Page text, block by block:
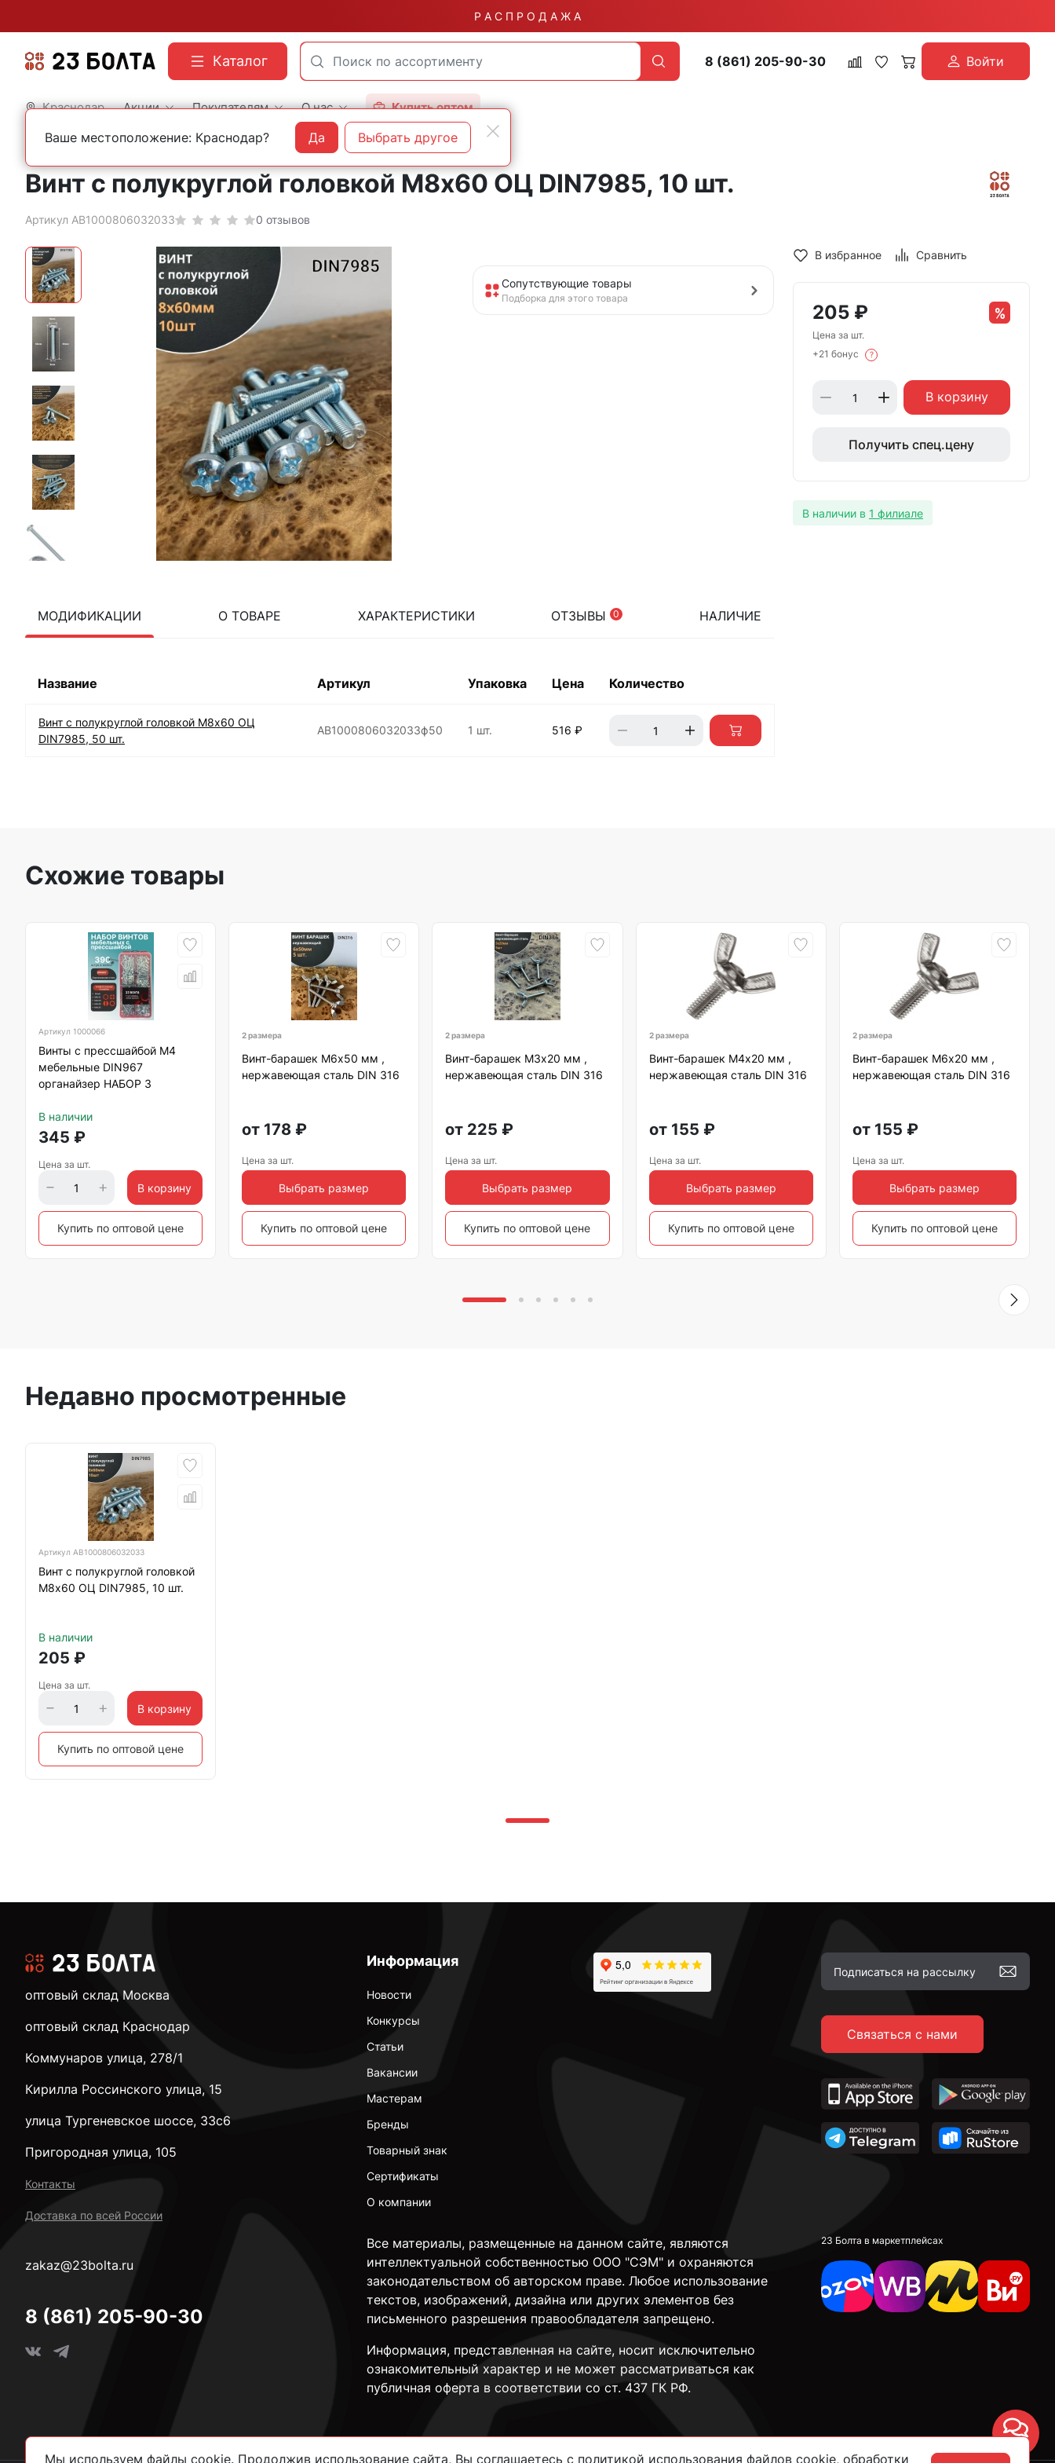
Р А С П Р О Д А Ж А
Каталог 8 (861) 205-90-30 Войти
Краснодар Акции Покупателям О нас Купить оптом
Главная Фасованный крепеж Винты
Винт с полукруглой головкой М8х60 ОЦ DIN7985, 10 шт.
Артикул АВ1000806032033 0 отзывов
Сопутствующие товары
Подборка для этого товара
МОДИФИКАЦИИ О ТОВАРЕ ХАРАКТЕРИСТИКИ ОТЗЫВЫ 0 НАЛИЧИЕ
Название Артикул Упаковка Цена Количество
Винт с полукруглой головкой М8х60 ОЦ
DIN7985, 50 шт.
АВ1000806032033ф50 1 шт. 516 ₽
В избранное Сравнить
205 ₽
Цена за шт.
+21 бонус
?
В корзину
Получить спец.цену
В наличии в 1 филиале
Схожие товары
Артикул 1000066
Винты с прессшайбой М4
мебельные DIN967
органайзер НАБОР 3
В наличии
345 ₽
Цена за шт.
В корзину
Купить по оптовой цене
2 размера
Винт-барашек М6х50 мм ,
нержавеющая сталь DIN 316
от 178 ₽
Цена за шт.
Выбрать размер
Купить по оптовой цене
2 размера
Винт-барашек М3х20 мм ,
нержавеющая сталь DIN 316
от 225 ₽
Цена за шт.
Выбрать размер
Купить по оптовой цене
2 размера
Винт-барашек М4х20 мм ,
нержавеющая сталь DIN 316
от 155 ₽
Цена за шт.
Выбрать размер
Купить по оптовой цене
2 размера
Винт-барашек М6х20 мм ,
нержавеющая сталь DIN 316
от 155 ₽
Цена за шт.
Выбрать размер
Купить по оптовой цене
Недавно просмотренные
Артикул АВ1000806032033
Винт с полукруглой головкой
М8х60 ОЦ DIN7985, 10 шт.
В наличии
205 ₽
Цена за шт.
В корзину
Купить по оптовой цене
Информация
Новости
Конкурсы
Статьи
Вакансии
Мастерам
Бренды
Товарный знак
Сертификаты
О компании
Связаться с нами
Все материалы, размещенные на данном сайте, являются
интеллектуальной собственностью ООО "СЭМ" и охраняются
законодательством об авторском праве. Любое использование
текстов, изображений, дизайна или других элементов без
письменного разрешения правообладателя запрещено.
Информация, представленная на сайте, носит исключительно
ознакомительный характер и не может рассматриваться как
публичная оферта в соответствии со ст. 437 ГК РФ.
23 Болта в маркетплейсах
оптовый склад Москва
оптовый склад Краснодар
Коммунаров улица, 278/1
Кирилла Россинского улица, 15
улица Тургеневское шоссе, 33с6
Пригородная улица, 105
Контакты
Доставка по всей России
zakaz@23bolta.ru
8 (861) 205-90-30
Мы используем файлы cookie. Продолжив использование сайта, Вы соглашаетесь с политикой использования файлов cookie, обработки
Ваше местоположение: Краснодар? Да Выбрать другое